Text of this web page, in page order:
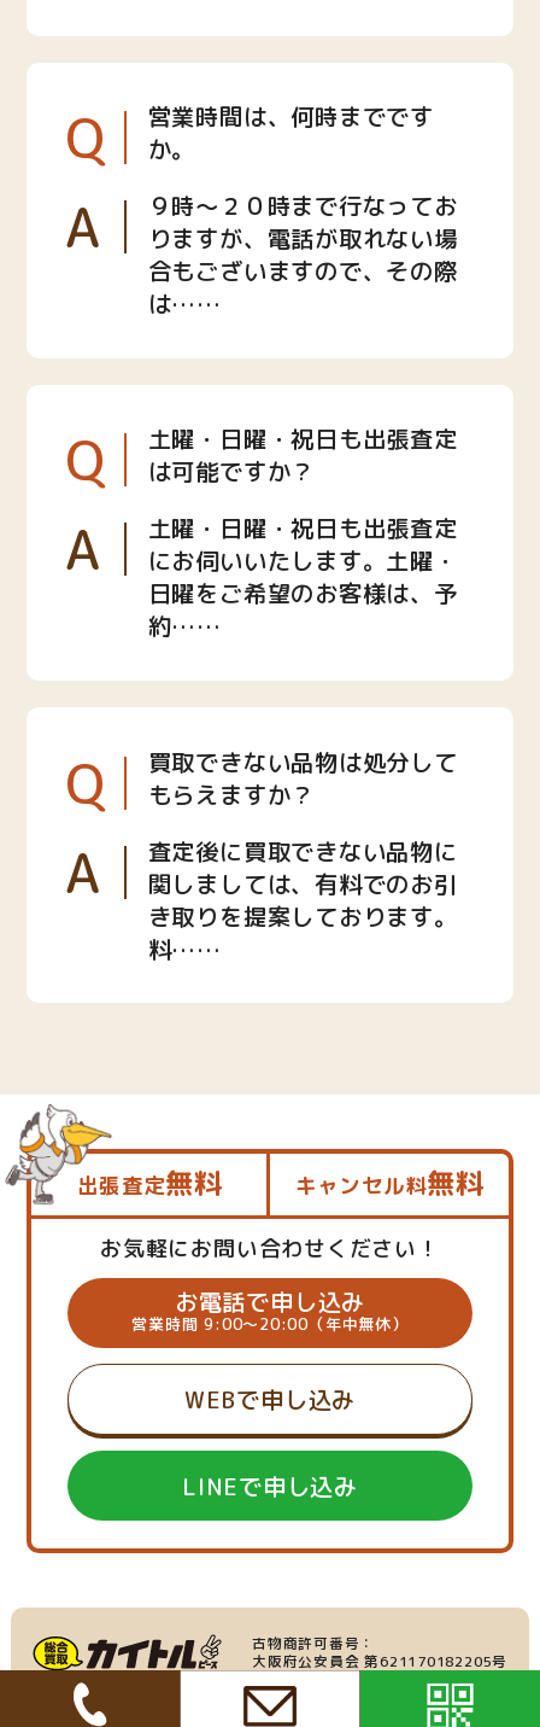
Q
営業時間は、何時までです
か。
A
９時〜２０時まで行なってお
りますが、電話が取れない場
合もございますので、その際
は……
Q
土曜・日曜・祝日も出張査定
は可能ですか？
A
土曜・日曜・祝日も出張査定
にお伺いいたします。土曜・
日曜をご希望のお客様は、予
約……
Q
買取できない品物は処分して
もらえますか？
A
査定後に買取できない品物に
関しましては、有料でのお引
き取りを提案しております。
料……
出張査定無料 キャンセル料無料
お気軽にお問い合わせください！
お電話で申し込み
営業時間 9:00～20:00（年中無休）
WEBで申し込み
LINEで申し込み
家具・家電の買取
古物商許可番号：
大阪府公安員会 第621170182205号
大阪府許可番号 第219695号